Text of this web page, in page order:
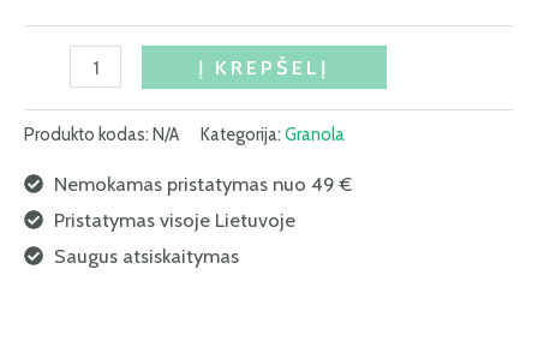
Į KREPŠELĮ
Produkto kodas: N/A Kategorija: Granola
Nemokamas pristatymas nuo 49 €
Pristatymas visoje Lietuvoje
Saugus atsiskaitymas